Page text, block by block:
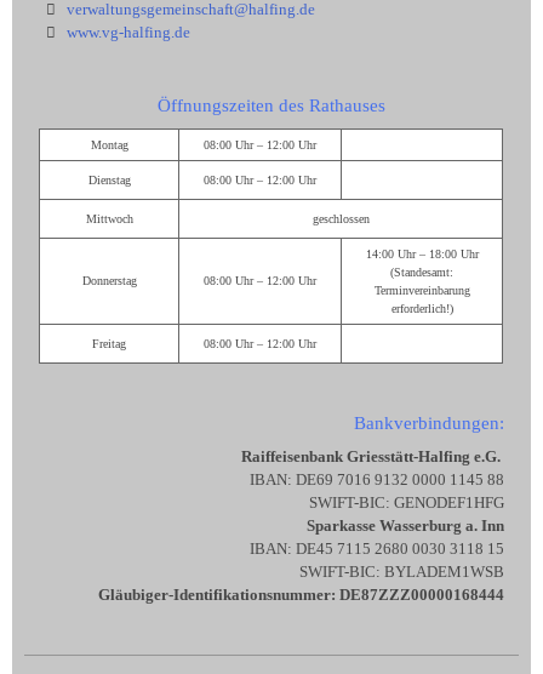
verwaltungsgemeinschaft@halfing.de
www.vg-halfing.de
Öffnungszeiten des Rathauses
Montag 08:00 Uhr – 12:00 Uhr
Dienstag 08:00 Uhr – 12:00 Uhr
Mittwoch geschlossen
Donnerstag 08:00 Uhr – 12:00 Uhr
14:00 Uhr – 18:00 Uhr
(Standesamt:
Terminvereinbarung
erforderlich!)
Freitag 08:00 Uhr – 12:00 Uhr
Bankverbindungen:
Raiffeisenbank Griesstätt-Halfing e.G.
IBAN: DE69 7016 9132 0000 1145 88
SWIFT-BIC: GENODEF1HFG
Sparkasse Wasserburg a. Inn
IBAN: DE45 7115 2680 0030 3118 15
SWIFT-BIC: BYLADEM1WSB
Gläubiger-Identifikationsnummer: DE87ZZZ00000168444